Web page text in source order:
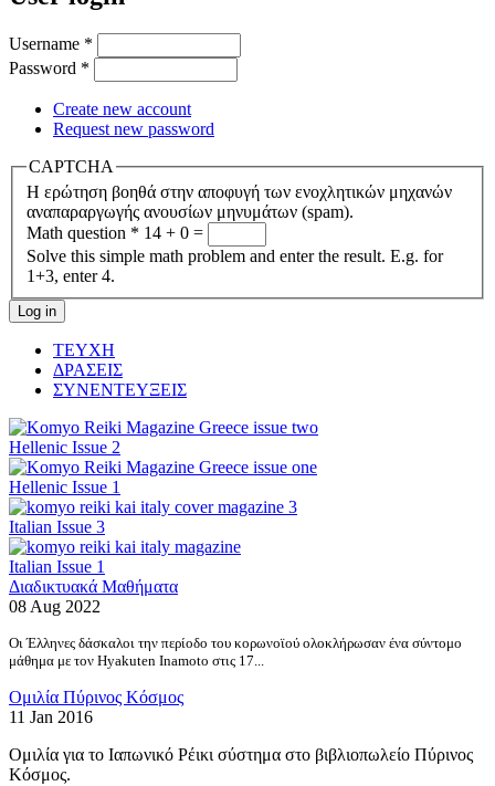
Username *
Password *
Create new account
Request new password
CAPTCHA
Η ερώτηση βοηθά στην αποφυγή των ενοχλητικών μηχανών
αναπαραργωγής ανουσίων μηνυμάτων (spam).
Math question * 14 + 0 =
Solve this simple math problem and enter the result. E.g. for
1+3, enter 4.
ΤΕΥΧΗ
ΔΡΑΣΕΙΣ
ΣΥΝΕΝΤΕΥΞΕΙΣ
Hellenic Issue 2
Hellenic Issue 1
Italian Issue 3
Italian Issue 1
Διαδικτυακά Μαθήματα
08 Aug 2022
Οι Έλληνες δάσκαλοι την περίοδο του κορωνοϊού ολοκλήρωσαν ένα σύντομο
μάθημα με τον Hyakuten Inamoto στις 17...
Ομιλία Πύρινος Κόσμος
11 Jan 2016
Ομιλία για το Ιαπωνικό Ρέικι σύστημα στο βιβλιοπωλείο Πύρινος
Κόσμος.